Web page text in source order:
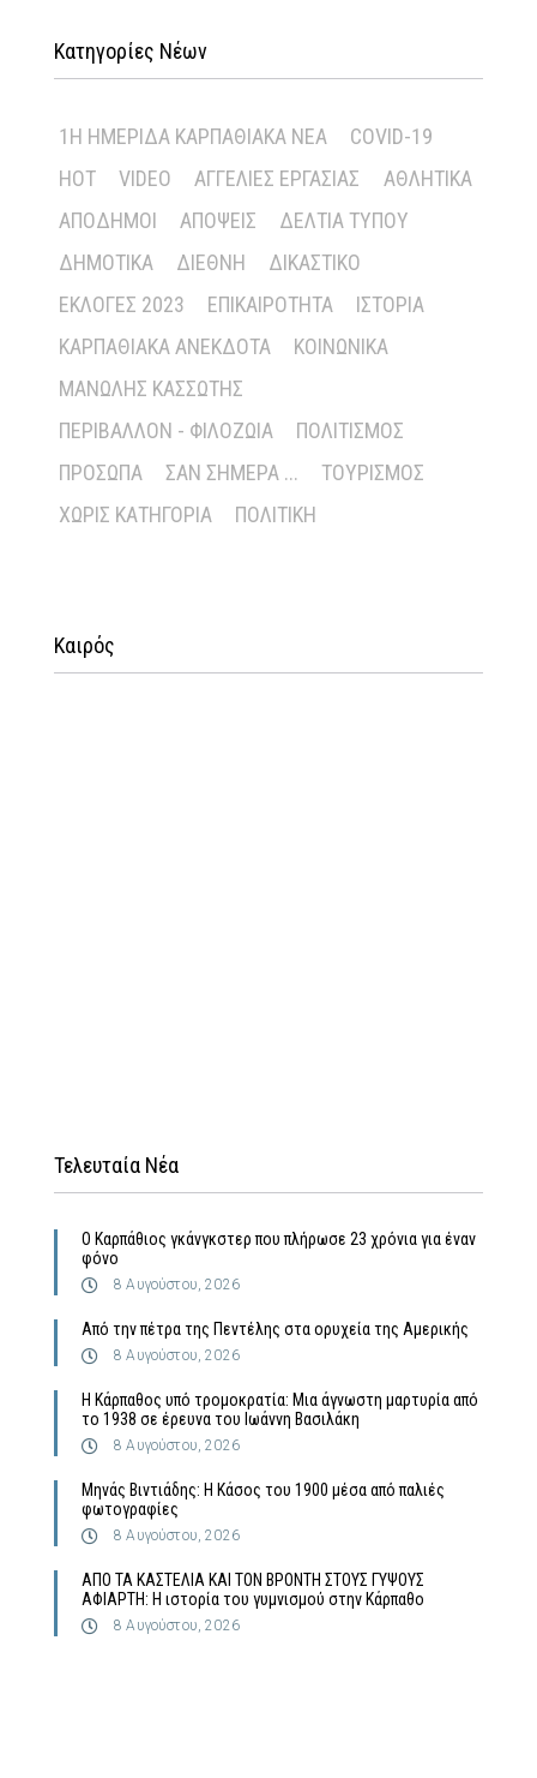
Κατηγορίες Νέων
1Η ΗΜΕΡΊΔΑ ΚΑΡΠΑΘΙΑΚΆ ΝΈΑ
COVID-19
HOT
VIDEO ΑΓΓΕΛΊΕΣ ΕΡΓΑΣΊΑΣ
ΑΘΛΗΤΙΚΆ
ΑΠΌΔΗΜΟΙ
ΑΠΌΨΕΙΣ
ΔΕΛΤΊΑ ΤΎΠΟΥ
ΔΗΜΟΤΙΚΆ
ΔΙΕΘΝΉ
ΔΙΚΑΣΤΙΚΌ
ΕΚΛΟΓΈΣ 2023
ΕΠΙΚΑΙΡΌΤΗΤΑ
ΙΣΤΟΡΊΑ
ΚΑΡΠΑΘΙΑΚΆ ΑΝΈΚΔΟΤΑ
ΚΟΙΝΩΝΙΚΆ
ΜΑΝΏΛΗΣ ΚΑΣΣΏΤΗΣ
ΠΕΡΙΒΆΛΛΟΝ - ΦΙΛΟΖΩΊΑ
ΠΟΛΙΤΙΣΜΌΣ
ΠΡΌΣΩΠΑ
ΣΑΝ ΣΉΜΕΡΑ ...
ΤΟΥΡΙΣΜΌΣ
ΧΩΡΊΣ ΚΑΤΗΓΟΡΊΑ
ΠΟΛΙΤΙΚΉ
Καιρός
Τελευταία Νέα
Ο Καρπάθιος γκάνγκστερ που πλήρωσε 23 χρόνια για έναν
φόνο
8 Αυγούστου, 2026
Από την πέτρα της Πεντέλης στα ορυχεία της Αμερικής
8 Αυγούστου, 2026
Η Κάρπαθος υπό τρομοκρατία: Μια άγνωστη μαρτυρία από
το 1938 σε έρευνα του Ιωάννη Βασιλάκη
8 Αυγούστου, 2026
Μηνάς Βιντιάδης: Η Κάσος του 1900 μέσα από παλιές
φωτογραφίες
8 Αυγούστου, 2026
ΑΠΟ ΤΑ ΚΑΣΤΕΛΙΑ ΚΑΙ ΤΟΝ ΒΡΟΝΤΗ ΣΤΟΥΣ ΓΥΨΟΥΣ
ΑΦΙΑΡΤΗ: Η ιστορία του γυμνισμού στην Κάρπαθο
8 Αυγούστου, 2026